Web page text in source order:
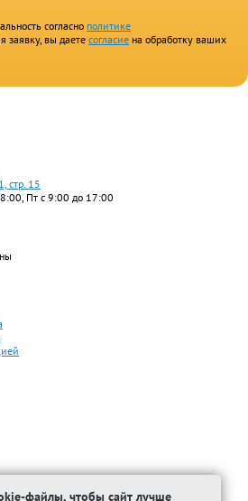
согласно политике
заявку, вы даете согласие на обработку ваших
стр. 15
Пт с 9:00 до 17:00
файлы, чтобы сайт лучше